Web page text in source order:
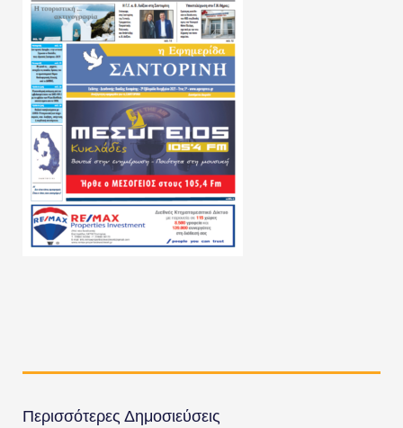
Περισσότερες Δημοσιεύσεις